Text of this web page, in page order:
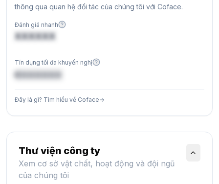
Thư viện công ty
Xem cơ sở vật chất, hoạt động và đội ngũ
của chúng tôi
thông qua quan hệ đối tác của chúng tôi với Coface.
Đánh giá nhanh
XXXXXX
Tín dụng tối đa khuyến nghị
€XXXXXX
Đây là gì? Tìm hiểu về Coface